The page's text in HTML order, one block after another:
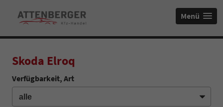
Menü
Skoda Elroq
Verfügbarkeit, Art